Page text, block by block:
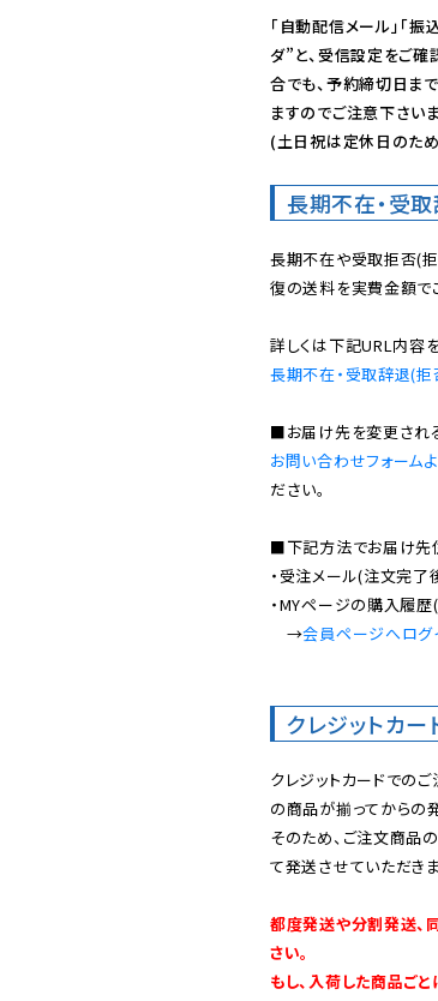
「自動配信メール」「
ダ”と、受信設定をご
合でも、予約締切日ま
ますのでご注意下さいま
(土日祝は定休日のた
長期不在・受
長期不在や受取拒否(
復の送料を実費金額で
長期不在・受取辞退(拒
お問い合わせフォームよ
ださい。
■下記方法でお届け先
・受注メール(注文完
・MYページの購入履
→会員ページへログ
クレジットカ
クレジットカードでの
の商品が揃ってからの
そのため、ご注文商品
て発送させていただきま
都度発送や分割発送、
さい。
もし、入荷した商品ご